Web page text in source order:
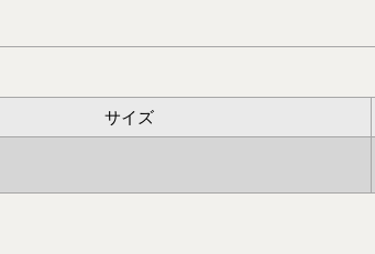
サイズ